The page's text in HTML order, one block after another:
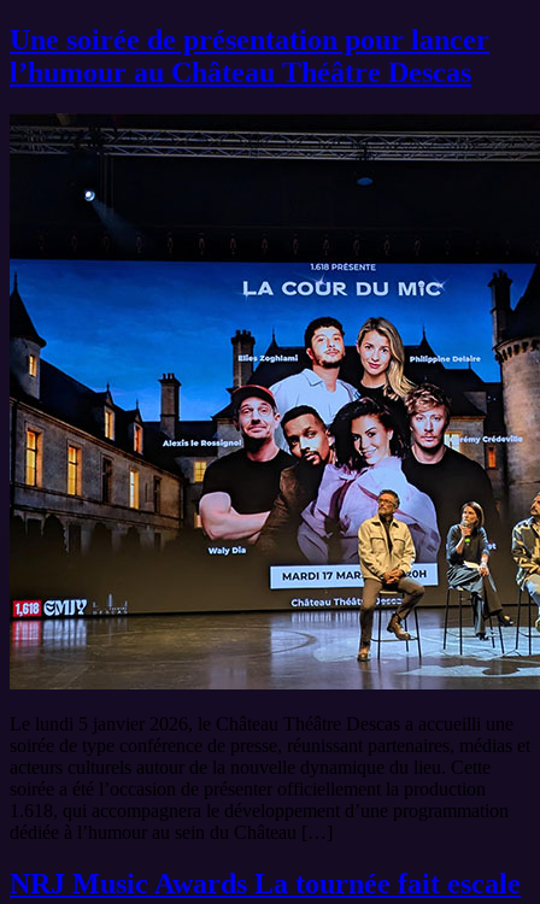
Une soirée de présentation pour lancer
l’humour au Château Théâtre Descas
Le lundi 5 janvier 2026, le Château Théâtre Descas a accueilli une
soirée de type conférence de presse, réunissant partenaires, médias et
acteurs culturels autour de la nouvelle dynamique du lieu. Cette
soirée a été l’occasion de présenter officiellement la production
1.618, qui accompagnera le développement d’une programmation
dédiée à l’humour au sein du Château […]
NRJ Music Awards La tournée fait escale